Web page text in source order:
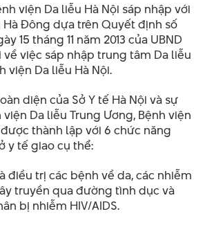
viện Da liễu Hà Nội sáp nhập với
Đông dựa trên Quyết định số
15 tháng 11 năm 2013 của UBND
về việc sáp nhập trung tâm Da liễu
viện Da liễu Hà Nội.
diện của Sở Y tế Hà Nội và sự
Da liễu Trung Ương, Bệnh viện
thành lập với 6 chức năng
y tế giao cụ thể:
điều trị các bệnh về da, các nhiễm
truyền qua đường tình dục và
bị nhiễm HIV/AIDS.